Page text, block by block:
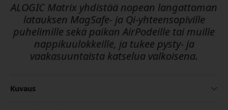
ALOGIC Matrix yhdistää nopean langattoman
latauksen MagSafe- ja Qi-yhteensopiville
puhelimille sekä paikan AirPodeille tai muille
nappikuulokkeille, ja tukee pysty- ja
vaakasuuntaista katselua valkoisena.
Kuvaus